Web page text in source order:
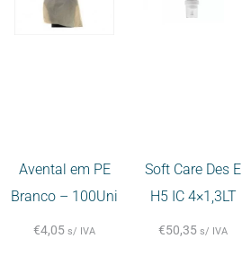
Avental em PE
Branco – 100Uni
€4,05 s/ IVA
Soft Care Des E
H5 IC 4×1,3LT
€50,35 s/ IVA